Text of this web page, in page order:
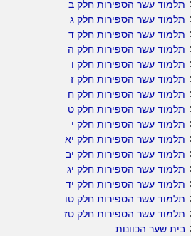
תלמוד עשר הספירות חלק ב
תלמוד עשר הספירות חלק ג
תלמוד עשר הספירות חלק ד
תלמוד עשר הספירות חלק ה
תלמוד עשר הספירות חלק ו
תלמוד עשר הספירות חלק ז
תלמוד עשר הספירות חלק ח
תלמוד עשר הספירות חלק ט
תלמוד עשר הספירות חלק י
תלמוד עשר הספירות חלק יא
תלמוד עשר הספירות חלק יב
תלמוד עשר הספירות חלק יג
תלמוד עשר הספירות חלק יד
תלמוד עשר הספירות חלק טו
תלמוד עשר הספירות חלק טז
בית שער הכוונות